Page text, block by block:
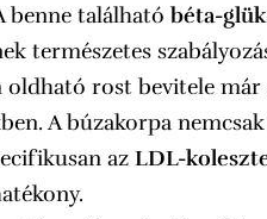
benne találhatóbéta-
természetes
rost bevitele már
A búzakorpa
azLDL-